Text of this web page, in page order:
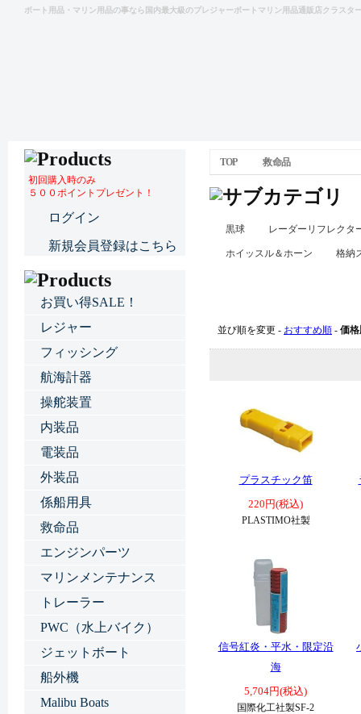
ボート用品・マリン用品の事なら国内最大級のプレジャーボートマリン用品通販店クラスタ
TOP 救命品
黒球 レーダーリフレクタ
ホイッスル＆ホーン 格納
並び順を変更 - おすすめ順 - 価
プラスチック笛
220円(税込)
PLASTIMO社製
信号紅炎・平水・限定沿
海
5,704円(税込)
国際化工社製SF-2
初回購入時のみ
５００ポイントプレゼント！
ログイン
新規会員登録はこちら
お買い得SALE！
レジャー
フィッシング
航海計器
操舵装置
内装品
電装品
外装品
係船用具
救命品
エンジンパーツ
マリンメンテナンス
トレーラー
PWC（水上バイク）
ジェットボート
船外機
Malibu Boats